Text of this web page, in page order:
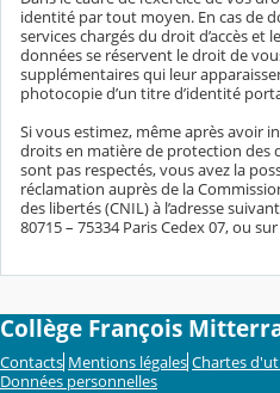
identité par tout moyen. En cas de
services chargés du droit d’accès et
données se réservent le droit de
supplémentaires qui leur
photocopie d’un titre d’identité
Si vous estimez, même après avoir
droits en matière de protection des
sont pas respectés, vous avez la
réclamation auprès de la
des libertés (CNIL) à l’adresse
80715 – 75334 Paris Cedex 07, ou
Collège François
Contacts Mentions légales Chartes
Données personnelles